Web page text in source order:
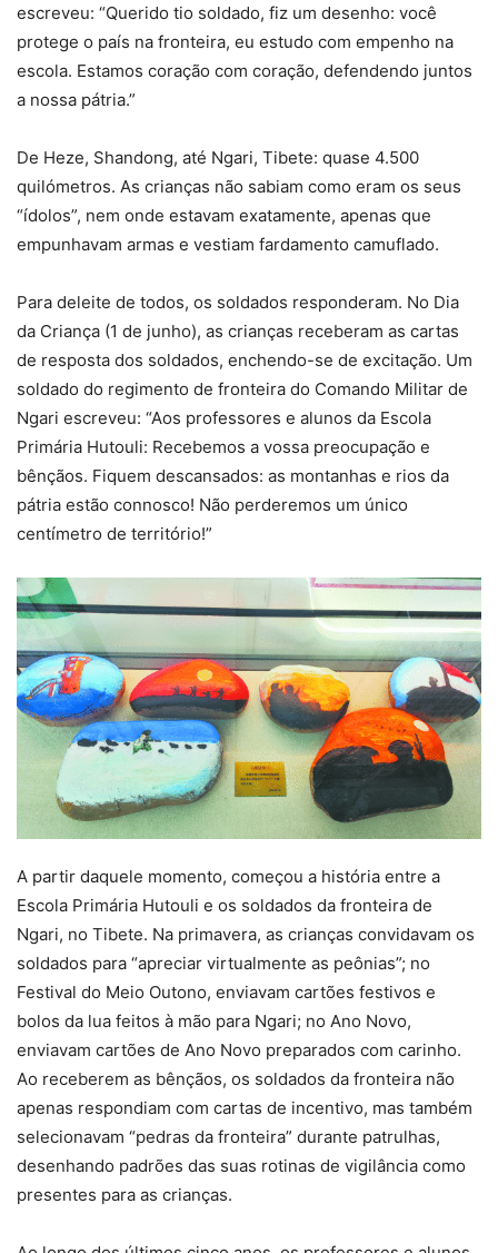
escreveu: “Querido tio soldado, fiz um desenho: você
protege o país na fronteira, eu estudo com empenho na
escola. Estamos coração com coração, defendendo juntos
a nossa pátria.”
De Heze, Shandong, até Ngari, Tibete: quase 4.500
quilómetros. As crianças não sabiam como eram os seus
“ídolos”, nem onde estavam exatamente, apenas que
empunhavam armas e vestiam fardamento camuflado.
Para deleite de todos, os soldados responderam. No Dia
da Criança (1 de junho), as crianças receberam as cartas
de resposta dos soldados, enchendo-se de excitação. Um
soldado do regimento de fronteira do Comando Militar de
Ngari escreveu: “Aos professores e alunos da Escola
Primária Hutouli: Recebemos a vossa preocupação e
bênçãos. Fiquem descansados: as montanhas e rios da
pátria estão connosco! Não perderemos um único
centímetro de território!”
A partir daquele momento, começou a história entre a
Escola Primária Hutouli e os soldados da fronteira de
Ngari, no Tibete. Na primavera, as crianças convidavam os
soldados para “apreciar virtualmente as peônias”; no
Festival do Meio Outono, enviavam cartões festivos e
bolos da lua feitos à mão para Ngari; no Ano Novo,
enviavam cartões de Ano Novo preparados com carinho.
Ao receberem as bênçãos, os soldados da fronteira não
apenas respondiam com cartas de incentivo, mas também
selecionavam “pedras da fronteira” durante patrulhas,
desenhando padrões das suas rotinas de vigilância como
presentes para as crianças.